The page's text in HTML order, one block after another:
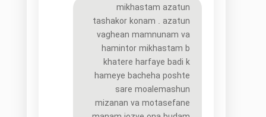
mikhastam azatun
tashakor konam . azatun
vaghean mamnunam va
hamintor mikhastam b
khatere harfaye badi k
hameye bacheha poshte
sare moalemashun
mizanan va motasefane